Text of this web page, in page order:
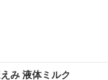
み 液体ミルク